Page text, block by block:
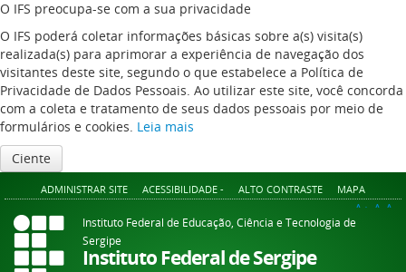
O IFS preocupa-se com a sua privacidade
O IFS poderá coletar informações básicas sobre a(s) visita(s)
realizada(s) para aprimorar a experiência de navegação dos
visitantes deste site, segundo o que estabelece a Política de
Privacidade de Dados Pessoais. Ao utilizar este site, você concorda
com a coleta e tratamento de seus dados pessoais por meio de
formulários e cookies. Leia mais
Ciente
ADMINISTRAR SITE ACESSIBILIDADE - ALTO CONTRASTE MAPA
A+ A A-
Instituto Federal de Educação, Ciência e Tecnologia de
Sergipe
Instituto Federal de Sergipe